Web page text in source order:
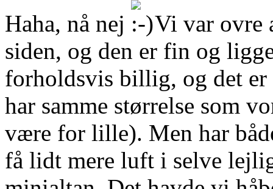
Haha, nå nej
Vi var ovre
siden, og den er fin og
forholdsvis billig, og det er
har samme størrelse som
være for lille). Men har
få lidt mere luft i selve